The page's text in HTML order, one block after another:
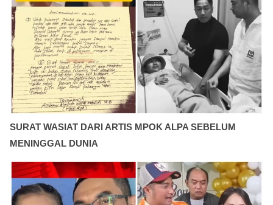
SURAT WASIAT DARI ARTIS MPOK ALPA SEBELUM
MENINGGAL DUNIA